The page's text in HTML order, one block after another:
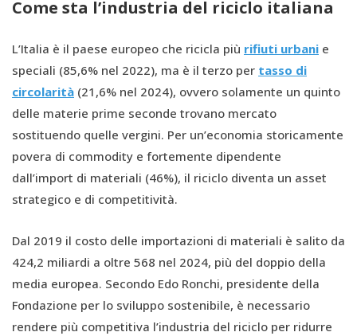
Come sta l’industria del riciclo italiana
L’Italia è il paese europeo che ricicla più rifiuti urbani e
speciali (85,6% nel 2022), ma è il terzo per tasso di
circolarità (21,6% nel 2024), ovvero solamente un quinto
delle materie prime seconde trovano mercato
sostituendo quelle vergini. Per un’economia storicamente
povera di commodity e fortemente dipendente
dall’import di materiali (46%), il riciclo diventa un asset
strategico e di competitività.
Dal 2019 il costo delle importazioni di materiali è salito da
424,2 miliardi a oltre 568 nel 2024, più del doppio della
media europea. Secondo Edo Ronchi, presidente della
Fondazione per lo sviluppo sostenibile, è necessario
rendere più competitiva l’industria del riciclo per ridurre